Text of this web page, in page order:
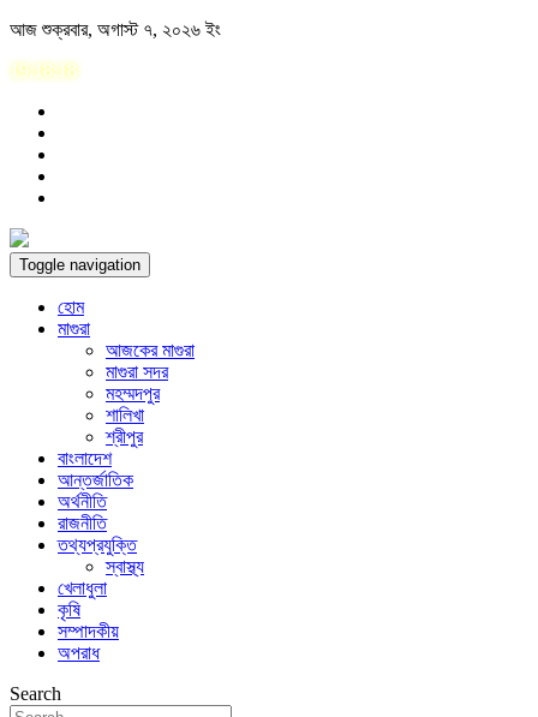
Skip
content
আজ শুক্রবার, অগাস্ট ৭, ২০২৬ ইং
19:18:18
Toggle navigation
হোম
মাগুরা
আজকের মাগুরা
মাগুরা সদর
মহম্মদপুর
শালিখা
শ্রীপুর
বাংলাদেশ
আন্তর্জাতিক
অর্থনীতি
রাজনীতি
তথ্যপ্রযুক্তি
স্বাস্থ্য
খেলাধুলা
কৃষি
সম্পাদকীয়
অপরাধ
Search